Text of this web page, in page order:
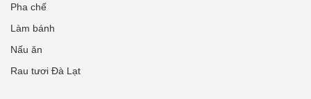
Pha chế
Làm bánh
Nấu ăn
Rau tươi Đà Lạt